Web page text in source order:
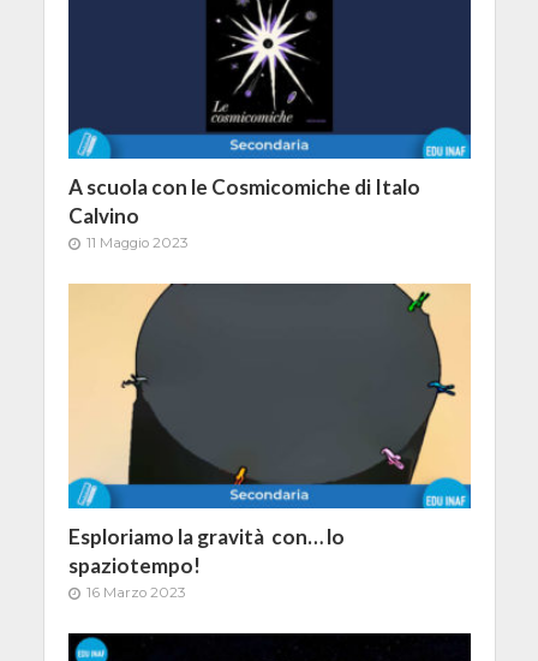
A scuola con le Cosmicomiche di Italo
Calvino
11 Maggio 2023
Esploriamo la gravità con… lo
spaziotempo!
16 Marzo 2023